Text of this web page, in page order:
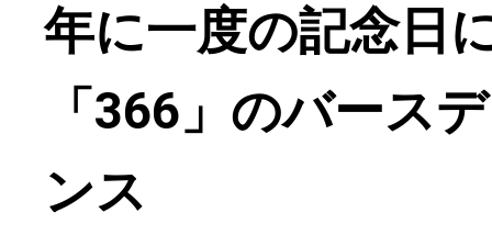
年に一度の記念日
「366」のバース
ンス